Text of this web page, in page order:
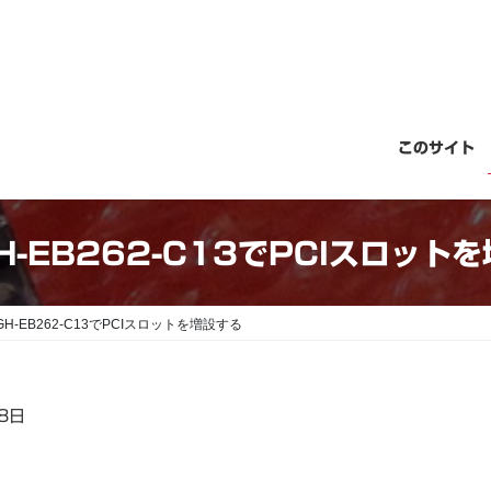
このサイト
EB262-C13でPCIスロットを
EB262-C13でPCIスロットを増設する
日